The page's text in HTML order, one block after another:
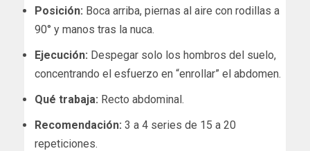
Posición: Boca arriba, piernas al aire con rodillas a
90° y manos tras la nuca.
Ejecución: Despegar solo los hombros del suelo,
concentrando el esfuerzo en “enrollar” el abdomen.
Qué trabaja: Recto abdominal.
Recomendación: 3 a 4 series de 15 a 20
repeticiones.